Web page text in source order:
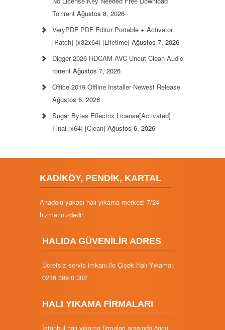
To𝚛rent Ağustos 8, 2026
VeryPDF PDF Editor Portable + Activator
[Patch] (x32x64) [Lifetime] Ağustos 7, 2026
Digger 2026 HDCAM AVC Uncut Clean Audio
torrent Ağustos 7, 2026
Office 2019 Offline Installer Newest Release
Ağustos 6, 2026
Sugar Bytes Effectrix License[Activated]
Final [x64] [Clean] Ağustos 6, 2026
KADİKÖY, PENDİK, KARTAL
Anadolu yakası halı yıkama merkezi 7/24
hizmetinizdedir.
HALIDA GÜVENİLİR ADRES
Ücretsiz servis imkanı ile Çiçek Halı Yıkama;
0216 399 0 302
HALI YIKAMA FİRMALARI
İstanbul halı yıkama firmaları arasında öncü